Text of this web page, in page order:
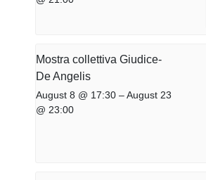
Mostra collettiva Giudice-
De Angelis
August 8 @ 17:30 –August 23
@ 23:00